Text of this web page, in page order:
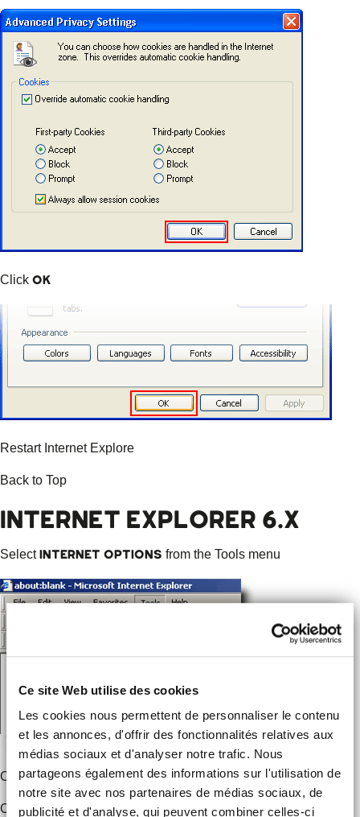
Ce site Web utilise des cookies
Les cookies nous permettent de personnaliser le contenu
et les annonces, d'offrir des fonctionnalités relatives aux
médias sociaux et d'analyser notre trafic. Nous
partageons également des informations sur l'utilisation de
notre site avec nos partenaires de médias sociaux, de
publicité et d'analyse, qui peuvent combiner celles-ci
Click OK
Restart Internet Explore
Back to Top
INTERNET EXPLORER 6.X
SelectInternet Options from the Tools menu
Click on thePrivacytab
Click theDefaultbutton (or manually slide the bar down to